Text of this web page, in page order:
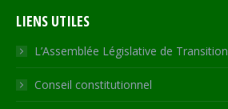
opens
in
new
window
opens
in
new
window
opens
in
new
window
in
new
window
opens
in
new
LIENS UTILES
L’Assemblée Législative de Transition
Conseil constitutionnel